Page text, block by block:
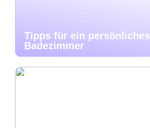
Tipps für ein persönliches
Badezimmer